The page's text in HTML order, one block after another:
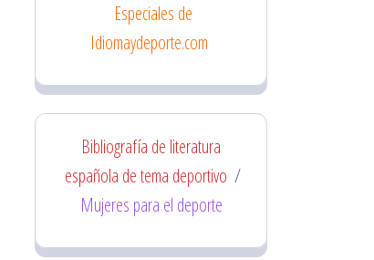
Especiales de
Idiomaydeporte.com
Bibliografía de literatura
española de tema deportivo /
Mujeres para el deporte